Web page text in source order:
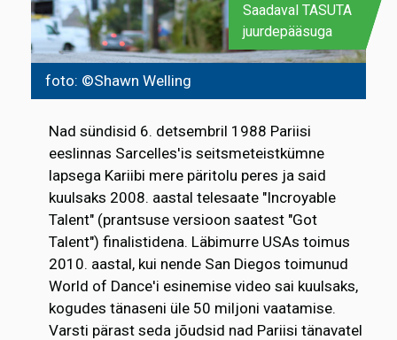
foto: ©Shawn Welling
Saadaval TASUTA
juurdepääsuga
Nad sündisid 6. detsembril 1988 Pariisi
eeslinnas Sarcelles'is seitsmeteistkümne
lapsega Kariibi mere päritolu peres ja said
kuulsaks 2008. aastal telesaate "Incroyable
Talent" (prantsuse versioon saatest "Got
Talent") finalistidena. Läbimurre USAs toimus
2010. aastal, kui nende San Diegos toimunud
World of Dance'i esinemise video sai kuulsaks,
kogudes tänaseni üle 50 miljoni vaatamise.
Varsti pärast seda jõudsid nad Pariisi tänavatel